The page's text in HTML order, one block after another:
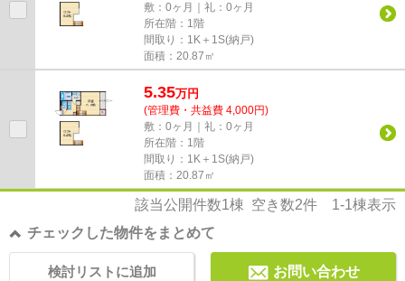
敷：0ヶ月｜礼：0ヶ月
所在階：1階
間取り：1K＋1S(納戸)
面積：20.87㎡
5.35万円
(管理費・共益費 4,000円)
敷：0ヶ月｜礼：0ヶ月
所在階：1階
間取り：1K＋1S(納戸)
面積：20.87㎡
該当公開件数1棟 空き数2件 1-1棟表示
チェックした物件をまとめて
お問い合わせ
検討リストに追加